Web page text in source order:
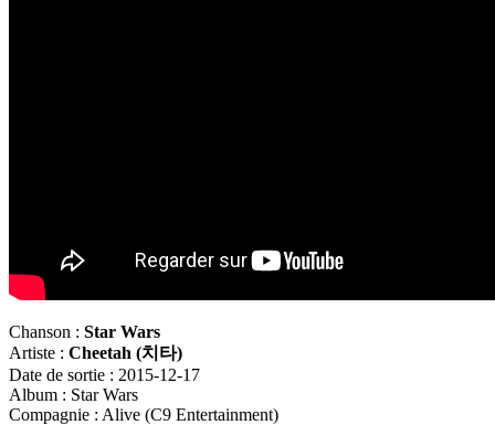
Chanson : Star Wars
Artiste : Cheetah (치타)
Date de sortie : 2015-12-17
Album : Star Wars
Compagnie : Alive (C9 Entertainment)